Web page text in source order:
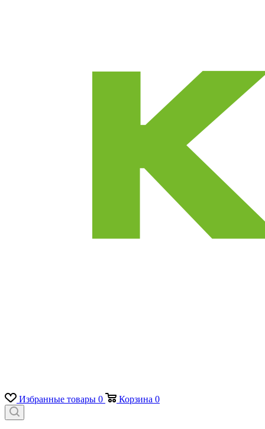
Избранные товары 0 Корзина 0